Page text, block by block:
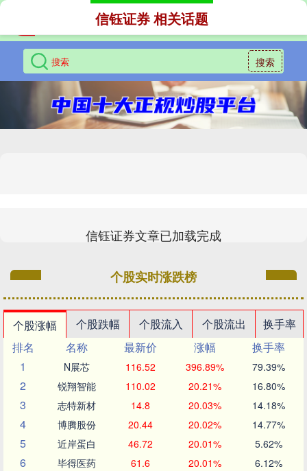
搜索
信钰证券 相关话题
信钰证券文章已加载完成
个股实时涨跌榜
个股涨幅 个股跌幅 个股流入 个股流出
换手率
排名
名称 最新价 涨幅
换手率
1
N展芯 116.52 396.89% 79.39%
2 锐翔智能 110.02 20.21% 16.80%
3 志特新材 14.8 20.03% 14.18%
4 博腾股份 20.44 20.02% 14.77%
5 近岸蛋白 46.72 20.01% 5.62%
6 毕得医药 61.6 20.01% 6.12%